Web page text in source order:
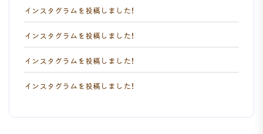
インスタグラムを投稿しました！
インスタグラムを投稿しました！
インスタグラムを投稿しました！
インスタグラムを投稿しました！